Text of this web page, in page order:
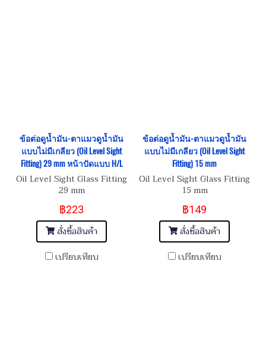
ข้อต่อดูน้ำมัน-ตาแมวดูน้ำมัน
แบบไม่มีเกลียว (Oil Level Sight
Fitting) 29 mm หน้าปัดแบบ H/L
Oil Level Sight Glass Fitting
29 mm
฿223
สั่งซื้อสินค้า
เปรียบเทียบ
ข้อต่อดูน้ำมัน-ตาแมวดูน้ำมัน
แบบไม่มีเกลียว (Oil Level Sight
Fitting) 15 mm
Oil Level Sight Glass Fitting
15 mm
฿149
สั่งซื้อสินค้า
เปรียบเทียบ